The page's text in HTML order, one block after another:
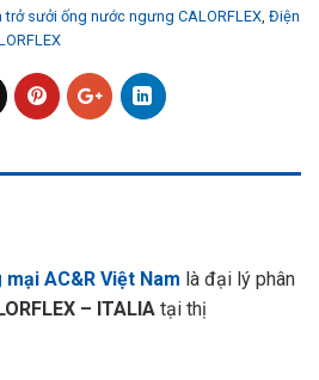
trở sưởi ống nước ngưng CALORFLEX Điện
AC&R Việt Nam là đại lý phân
– ITALIA tại thị